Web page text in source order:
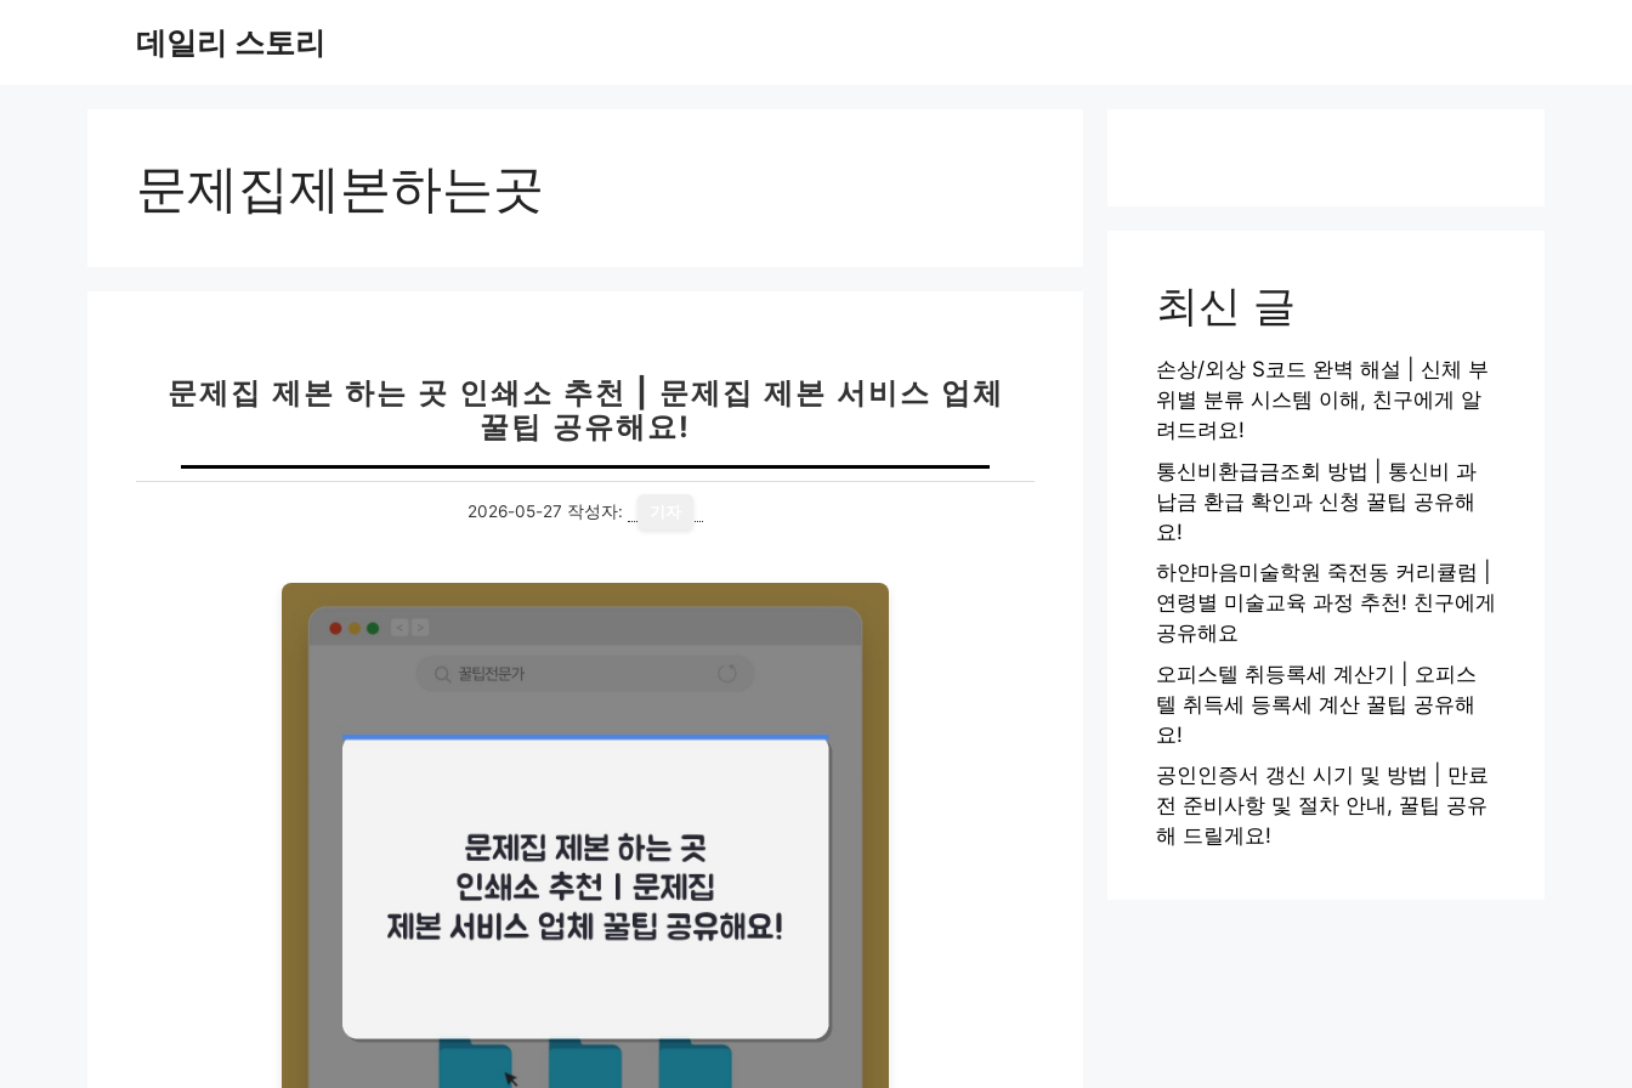
데일리 스토리
문제집제본하는곳
문제집 제본 하는 곳 인쇄소 추천 | 문제집 제본 서비스 업체
꿀팁 공유해요!
2026-05-27 작성자:
최신 글
손상/외상 S코드 완벽 해설 | 신체 부
위별 분류 시스템 이해, 친구에게 알
려드려요!
통신비환급금조회 방법 | 통신비 과
납금 환급 확인과 신청 꿀팁 공유해
요!
하얀마음미술학원 죽전동 커리큘럼 |
연령별 미술교육 과정 추천! 친구에게
공유해요
오피스텔 취등록세 계산기 | 오피스
텔 취득세 등록세 계산 꿀팁 공유해
요!
공인인증서 갱신 시기 및 방법 | 만료
전 준비사항 및 절차 안내, 꿀팁 공유
해 드릴게요!